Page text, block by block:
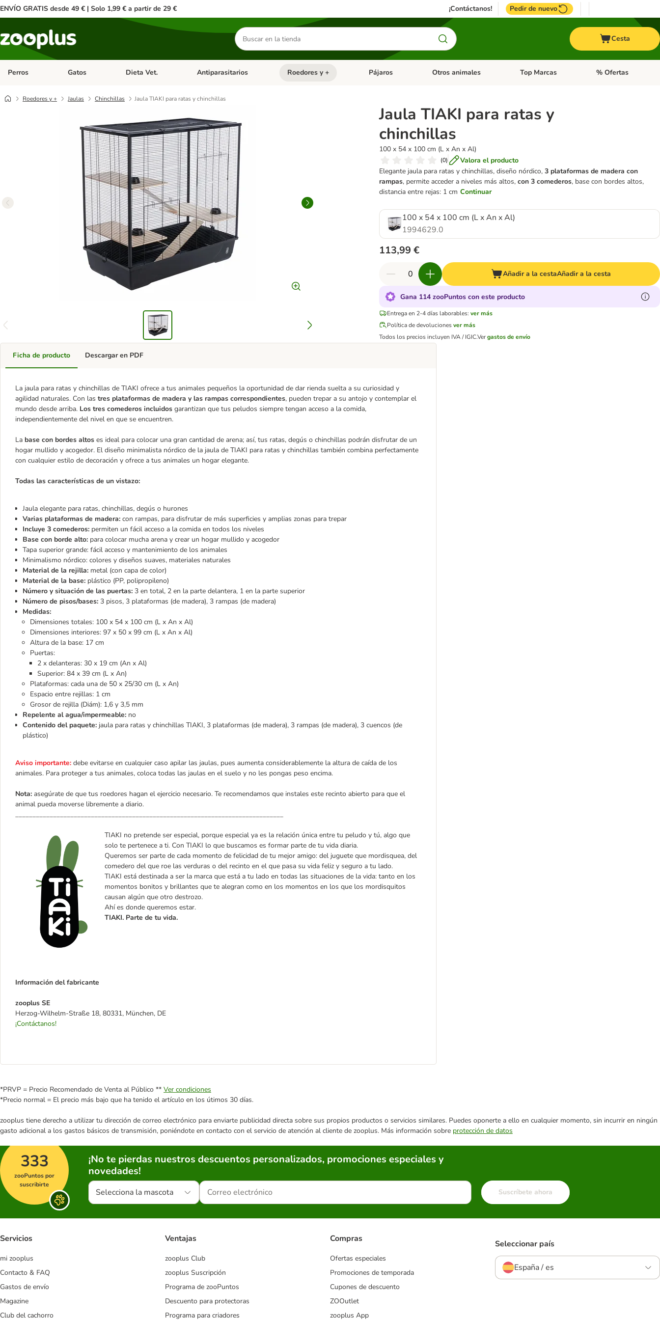
ENVÍO GRATIS desde 49 € | Solo 1,99 € a partir de 29 € ¡Contáctanos! Pedir de nuevo
Buscar
productos
Cesta
Perros Menú de categoria abierto: Perros
Gatos Menú de categoria abierto: Gatos
Dieta Vet. Menú de categoria abierto: Dieta Vet.
Antiparasitarios Menú de categoria abierto: Antiparasitarios
Roedores y + Menú de categoria abierto: Roedores y +
Pájaros Menú de categoria abierto: Pájaros
Otros animales Menú de categoria abierto: Otros animales
Top Marcas Menú de categoria
% Ofertas
Roedores y + Jaulas Chinchillas Jaula TIAKI para ratas y chinchillas
Jaula TIAKI para ratas y
chinchillas
100 x 54 x 100 cm (L x An x Al)
(0)
Valora el producto
Elegante jaula para ratas y chinchillas, diseño nórdico,3 plataformas de madera con
rampas, permite acceder a niveles más altos,con 3 comederos, base con bordes altos,
distancia entre rejas: 1 cm Continuar
100 x 54 x 100 cm (L x An x Al)
1994629.0
113,99 €
Añadir a la cestaAñadir a la cesta
Gana 114 zooPuntos con este producto
Entrega en 2-4 días laborables: ver más
Política de devoluciones ver más
Todos los precios incluyen IVA / IGIC.Vergastos de envío
Ficha de producto
La jaula para ratas y chinchillas de TIAKI ofrece a tus animales pequeños la oportunidad de dar rienda suelta a su curiosidad y
agilidad naturales. Con las tres plataformas de madera y las rampas correspondientes, pueden trepar a su antojo y contemplar el
mundo desde arriba. Los tres comederos incluidos garantizan que tus peludos siempre tengan acceso a la comida,
independientemente del nivel en que se encuentren.
La base con bordes altos es ideal para colocar una gran cantidad de arena; así, tus ratas, degús o chinchillas podrán disfrutar de un
hogar mullido y acogedor. El diseño minimalista nórdico de la jaula de TIAKI para ratas y chinchillas también combina perfectamente
con cualquier estilo de decoración y ofrece a tus animales un hogar elegante.
Todas las características de un vistazo:
Jaula elegante para ratas, chinchillas, degús o hurones
Varias plataformas de madera: con rampas, para disfrutar de más superficies y amplias zonas para trepar
Incluye 3 comederos: permiten un fácil acceso a la comida en todos los niveles
Base con borde alto: para colocar mucha arena y crear un hogar mullido y acogedor
Tapa superior grande: fácil acceso y mantenimiento de los animales
Minimalismo nórdico: colores y diseños suaves, materiales naturales
Material de la rejilla: metal (con capa de color)
Material de la base: plástico (PP, polipropileno)
Número y situación de las puertas: 3 en total, 2 en la parte delantera, 1 en la parte superior
Número de pisos/bases: 3 pisos, 3 plataformas (de madera), 3 rampas (de madera)
Medidas:
Dimensiones totales: 100 x 54 x 100 cm (L x An x Al)
Dimensiones interiores: 97 x 50 x 99 cm (L x An x Al)
Altura de la base: 17 cm
Puertas:
2 x delanteras: 30 x 19 cm (An x Al)
Superior: 84 x 39 cm (L x An)
Plataformas: cada una de 50 x 25/30 cm (L x An)
Espacio entre rejillas: 1 cm
Grosor de rejilla (Diám): 1,6 y 3,5 mm
Repelente al agua/impermeable: no
Contenido del paquete: jaula para ratas y chinchillas TIAKI, 3 plataformas (de madera), 3 rampas (de madera), 3 cuencos (de
plástico)
Aviso importante: debe evitarse en cualquier caso apilar las jaulas, pues aumenta considerablemente la altura de caída de los
animales. Para proteger a tus animales, coloca todas las jaulas en el suelo y no les pongas peso encima.
Nota: asegúrate de que tus roedores hagan el ejercicio necesario. Te recomendamos que instales este recinto abierto para que el
animal pueda moverse libremente a diario.
______________________________________________________________________________
TIAKI no pretende ser especial, porque especial ya es la relación única entre tu peludo y tú, algo que
solo te pertenece a ti. Con TIAKI lo que buscamos es formar parte de tu vida diaria.
Queremos ser parte de cada momento de felicidad de tu mejor amigo: del juguete que mordisquea, del
comedero del que roe las verduras o del recinto en el que pasa su vida feliz y seguro a tu lado.
TIAKI está destinada a ser la marca que está a tu lado en todas las situaciones de la vida: tanto en los
momentos bonitos y brillantes que te alegran como en los momentos en los que los mordisquitos
causan algún que otro destrozo.
Ahí es donde queremos estar.
TIAKI. Parte de tu vida.
Información del fabricante
zooplus SE
Herzog-Wilhelm-Straße 18, 80331, München, DE
¡Contáctanos!
Descargar en PDF
*PRVP = Precio Recomendado de Venta al Público ** Ver condiciones
*Precio normal = El precio más bajo que ha tenido el artículo en los útimos 30 días.
zooplus tiene derecho a utilizar tu dirección de correo electrónico para enviarte publicidad directa sobre sus propios productos o servicios similares. Puedes oponerte a ello en cualquier momento, sin incurrir en ningún
gasto adicional a los gastos básicos de transmisión, poniéndote en contacto con el servicio de atención al cliente de zooplus. Más información sobre protección de datos
333
zooPuntos por
suscribirte
¡No te pierdas nuestros descuentos personalizados, promociones especiales y
novedades!
Selecciona la mascota Suscríbete ahora
Servicios
mi zooplus
Contacto & FAQ
Gastos de envío
Magazine
Club del cachorro
Ventajas
zooplus Club
zooplus Suscripción
Programa de zooPuntos
Descuento para protectoras
Programa para criadores
Compras
Ofertas especiales
Promociones de temporada
Cupones de descuento
ZOOutlet
zooplus App
Seleccionar país
España / es